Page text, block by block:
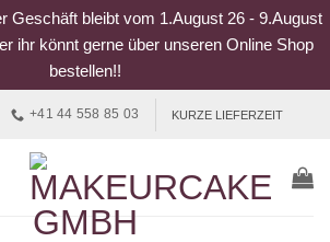
Geschäft bleibt vom 1.August 26 - 9.August
ihr könnt gerne über unseren Online Shop
bestellen!!
+41 44 558 85 03 KURZE LIEFERZEIT